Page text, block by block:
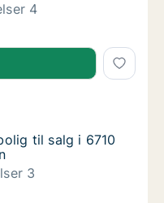
4
til salg i 6710
til salg i 6710
i 6710 Esbjerg V,
til salg i 6710
til salg i 6710
3
til salg i 6710